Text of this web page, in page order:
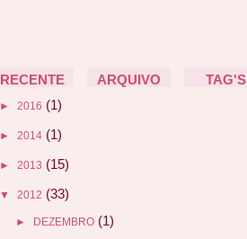
RECENTE ARQUIVO TAG'S
► 2016 (1)
► 2014 (1)
► 2013 (15)
▼ 2012 (33)
► DEZEMBRO (1)